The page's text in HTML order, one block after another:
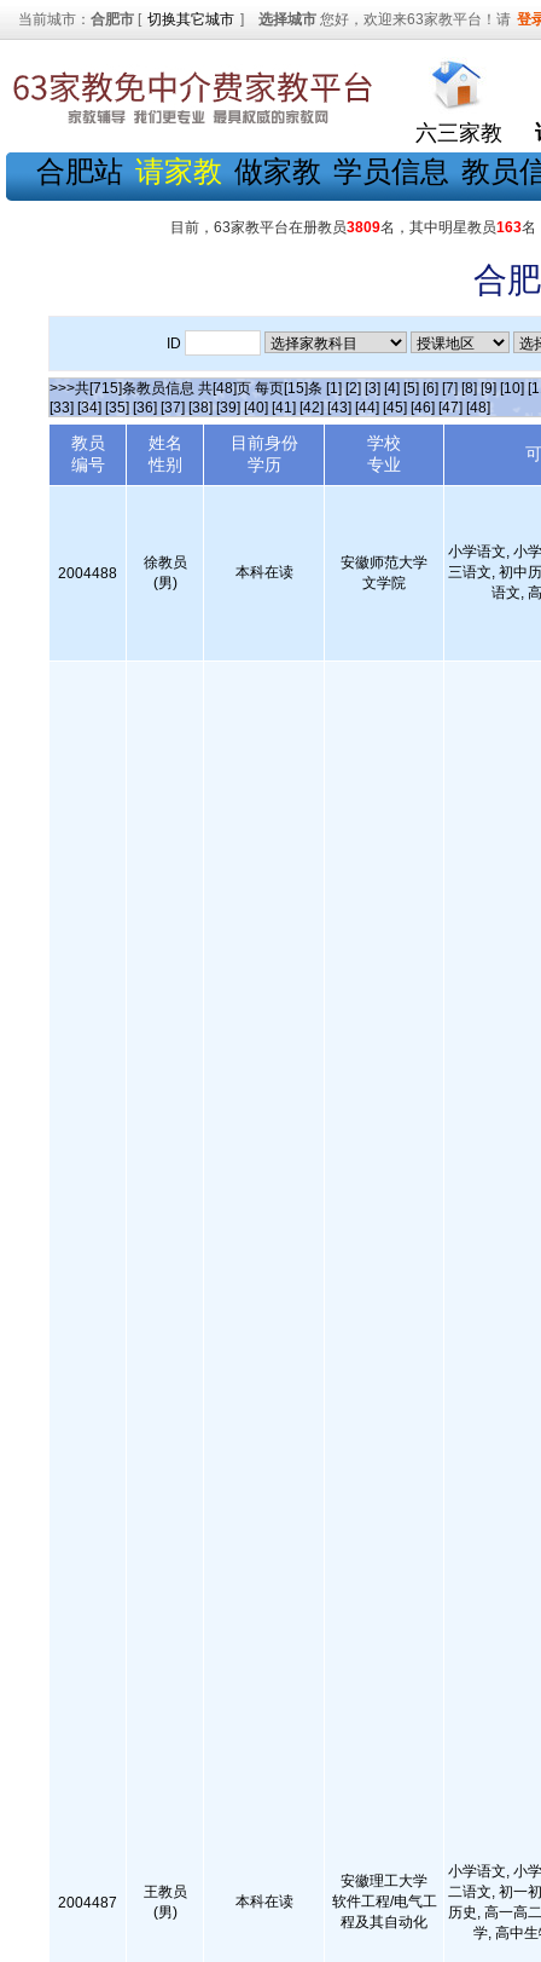
当前城市： 合肥市 [ 切换其它城市 ] 选择城市 您好，欢迎来63家教平台！请 登
六三家教
合肥站 请家教 做家教 学员信息 教员
目前，63家教平台在册教员3809名，其中明星教员163名
合
ID
>>>共[715]条教员信息 共[48]页 每页[15]条 [1] [2] [3] [4] [5] [6] [7] [8] [9] [10]
[33] [34] [35] [36] [37] [38] [39] [40] [41] [42] [43] [44] [45] [46] [47] [48]
教员
编号
姓名
性别
目前身份
学历
学校
专业
2004488
徐教员
(男)
本科在读
安徽师范大学
文学院
小学语文, 小
三语文, 初中
语文,
2004487
王教员
(男)
本科在读
安徽理工大学
软件工程/电气工
程及其自动化
小学语文, 小
二语文, 初一
历史, 高一高
学, 高中